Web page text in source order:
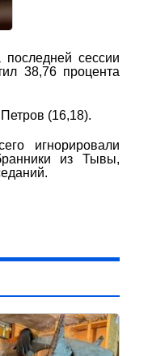
сессии
38,76 процента
(16,18).
игнорировали
из Тывы,